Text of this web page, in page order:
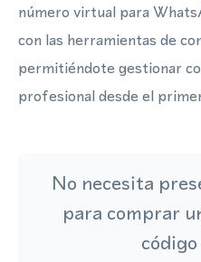
número virtual para
con las herramientas de
permitiéndote gestionar
profesional desde el
No necesita
para comprar